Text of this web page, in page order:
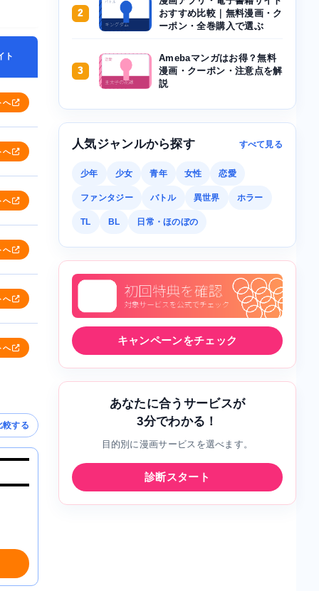
ト
へ
へ
へ
へ
へ
へ
較する
2
おすすめ比較｜無料漫画・ク
ーポン・全巻購入で選ぶ
3
Amebaマンガはお得？無料
漫画・クーポン・注意点を解
説
人気ジャンルから探す すべて見る
少年 少女 青年 女性 恋愛
ファンタジー バトル 異世界 ホラー
TL BL 日常・ほのぼの
キャンペーンをチェック
あなたに合うサービスが
3分でわかる！
目的別に漫画サービスを選べます。
診断スタート